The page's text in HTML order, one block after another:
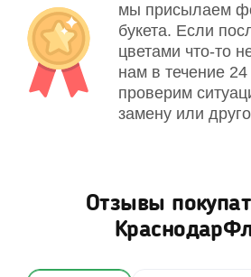
мы присылаем
букета. Если
цветами что-то
нам в течение
проверим
замену или
Отзывы